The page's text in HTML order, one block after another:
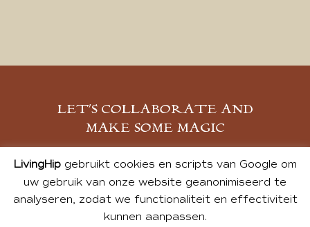
LET’S COLLABORATE AND
MAKE SOME MAGIC
MELD JE AAN
LivingHipgebruikt cookies en scripts van Google om
uw gebruik van onze website geanonimiseerd te
analyseren, zodat we functionaliteit en effectiviteit
kunnen aanpassen.